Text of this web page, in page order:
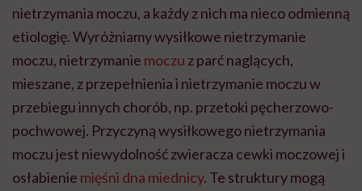
nietrzymania moczu, a każdy z nich ma nieco odmienną
etiologię. Wyróżniamy wysiłkowe nietrzymanie
moczu, nietrzymanie moczu z parć naglących,
mieszane, z przepełnienia i nietrzymanie moczu w
przebiegu innych chorób, np. przetoki pęcherzowo-
pochwowej. Przyczyną wysiłkowego nietrzymania
moczu jest niewydolność zwieracza cewki moczowej i
osłabienie mięśni dna miednicy. Te struktury mogą